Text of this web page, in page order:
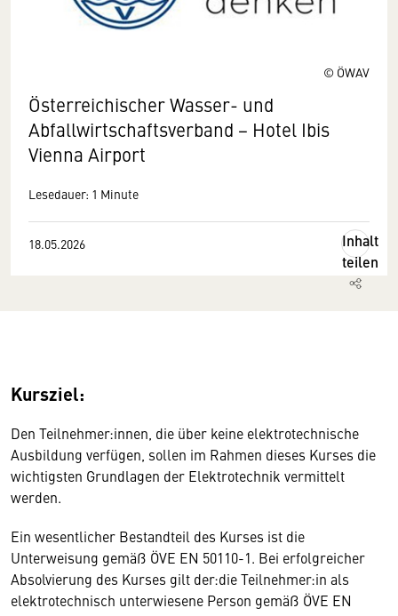
© ÖWAV
Österreichischer Wasser- und
Abfallwirtschaftsverband − Hotel Ibis
Vienna Airport
Lesedauer: 1 Minute
18.05.2026
Inhalt
teilen
Kursziel:
Den Teilnehmer:innen, die über keine elektrotechnische
Ausbildung verfügen, sollen im Rahmen dieses Kurses die
wichtigsten Grundlagen der Elektrotechnik vermittelt
werden.
Ein wesentlicher Bestandteil des Kurses ist die
Unterweisung gemäß ÖVE EN 50110-1. Bei erfolgreicher
Absolvierung des Kurses gilt der:die Teilnehmer:in als
elektrotechnisch unterwiesene Person gemäß ÖVE EN